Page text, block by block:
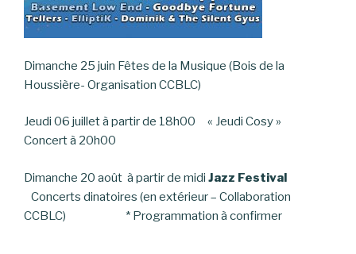
Dimanche 25 juin Fêtes de la Musique (Bois de la
Houssière- Organisation CCBLC)
Jeudi 06 juillet à partir de 18h00 « Jeudi Cosy »
Concert à 20h00
Dimanche 20 août à partir de midi Jazz Festival
Concerts dinatoires (en extérieur – Collaboration
CCBLC) * Programmation à confirmer